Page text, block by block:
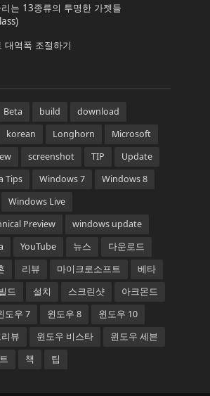
는 13종류의 투명한 가젯들
대역폭 조절하기
Beta build
download
korean Longhorn
Microsoft
screenshot TIP
Update
Tips Windows 7
Windows 8
Windows Live
Preview
windows update
YouTube 뉴스
다운로드
리뷰 마이크로소프트
베타
드 설치 스크린샷
아크몬드
도우 7 윈도우 8
윈도우 10
뷰
윈도우 비스타
윈도우 세븐
책 팁